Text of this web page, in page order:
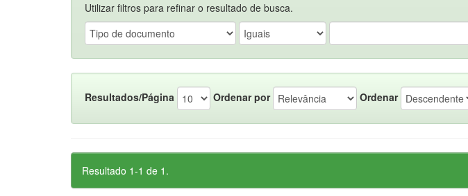
Utilizar filtros para refinar o resultado de busca.
Resultados/Página Ordenar por Ordenar
Resultado 1-1 de 1.